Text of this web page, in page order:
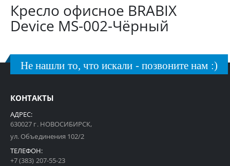
Кресло офисное BRABIX
Device MS-002-Чёрный
Не нашли то, что искали - позвоните нам :)
КОНТАКТЫ
АДРЕС:
630027 г. НОВОСИБИРСК,
ул. Объединения 102/2
ТЕЛЕФОН:
+7 (383) 207-55-23